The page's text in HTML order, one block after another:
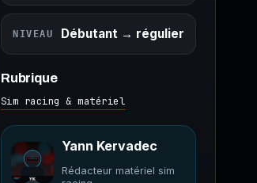
NIVEAU Débutant → régulier
Rubrique
Sim racing & matériel
Yann Kervadec
Rédacteur matériel sim